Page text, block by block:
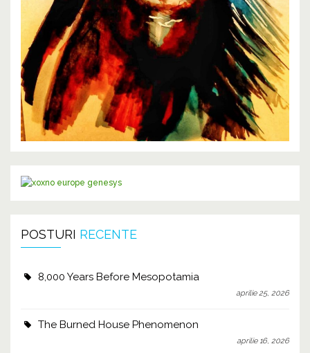
POSTURI RECENTE
8,000 Years Before Mesopotamia
aprilie 25, 2026
The Burned House Phenomenon
aprilie 16, 2026